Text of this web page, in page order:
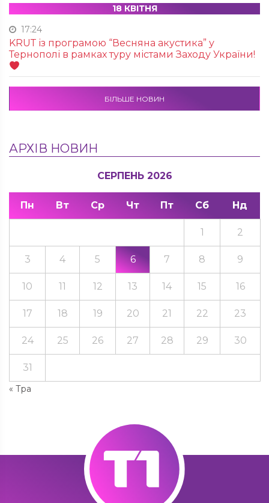
18 КВІТНЯ
17:24
KRUТ із програмою “Весняна акустика” у
Тернополі в рамках туру містами Заходу України!
БІЛЬШЕ НОВИН
АРХІВ НОВИН
СЕРПЕНЬ 2026
Пн Вт Ср Чт Пт Сб Нд
« Тра
1 2
3 4 5 6 7 8 9
10 11 12 13 14 15 16
17 18 19 20 21 22 23
24 25 26 27 28 29 30
31